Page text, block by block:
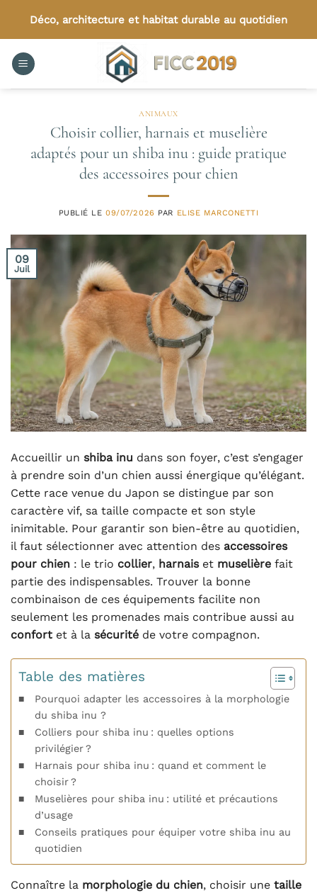
contenu
Déco, architecture et habitat durable au quotidien
ANIMAUX
Choisir collier, harnais et muselière
adaptés pour un shiba inu : guide pratique
des accessoires pour chien
PUBLIÉ LE09/07/2026 PAR ELISE MARCONETTI
09
Juil
Accueillir un shiba inu dans son foyer, c’est s’engager
à prendre soin d’un chien aussi énergique qu’élégant.
Cette race venue du Japon se distingue par son
caractère vif, sa taille compacte et son style
inimitable. Pour garantir son bien-être au quotidien,
il faut sélectionner avec attention des accessoires
pour chien : le trio collier, harnaiset muselière fait
partie des indispensables. Trouver la bonne
combinaison de ces équipements facilite non
seulement les promenades mais contribue aussi au
confort et à la sécurité de votre compagnon.
Table des matières
Pourquoi adapter les accessoires à la morphologie
du shiba inu ?
Colliers pour shiba inu : quelles options
privilégier ?
Harnais pour shiba inu : quand et comment le
choisir ?
Muselières pour shiba inu : utilité et précautions
d’usage
Conseils pratiques pour équiper votre shiba inu au
quotidien
Connaître la morphologie du chien, choisir une taille